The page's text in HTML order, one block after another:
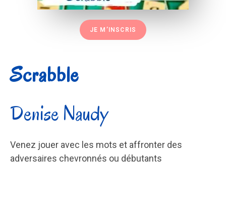
JE M’INSCRIS
Scrabble
Denise Naudy
Venez jouer avec les mots et affronter des
adversaires chevronnés ou débutants